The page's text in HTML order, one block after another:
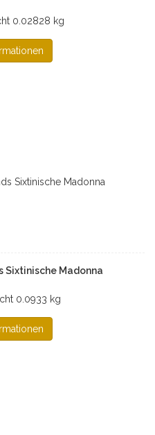
0.02828 kg
Sixtinische Madonna
0.0933 kg